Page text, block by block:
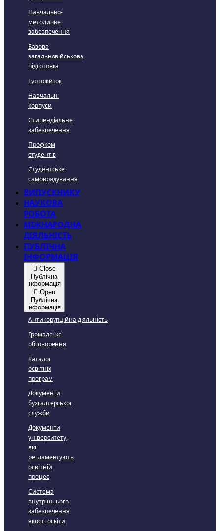
Навчально-
методичне
забезпечення
Базова
загальновійськова
підготовка
Гуртожиток
Навчальні
корпуси
Стипендіальне
забезпечення
Профком
студентів
Студентське
самоврядування
ВИПУСКНИКУ
НАУКОВА
РОБОТА
МІЖНАРОДНА
ДІЯЛЬНІСТЬ
ПУБЛІЧНА
ІНФОРМАЦІЯ
Close
Публічна
інформація
Open
Публічна
інформація
Антикорупційна діяльність
Громадське
обговорення
Каталог
освітніх
програм
Документи
бухгалтерської
служби
Документи
університету,
які
регламентують
освітній
процес
Система
внутрішнього
забезпечення
якості освіти